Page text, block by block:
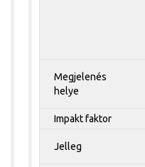
Megjelenés
helye
Impakt faktor
Jelleg